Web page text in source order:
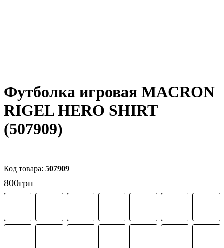
Футболка игровая MACRON
RIGEL HERO SHIRT
(507909)
507909
800грн